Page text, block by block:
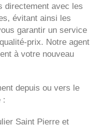
directement avec les
évitant ainsi les
garantir un service
prix. Notre agent
à votre nouveau
depuis ou vers le
:
Saint Pierre et